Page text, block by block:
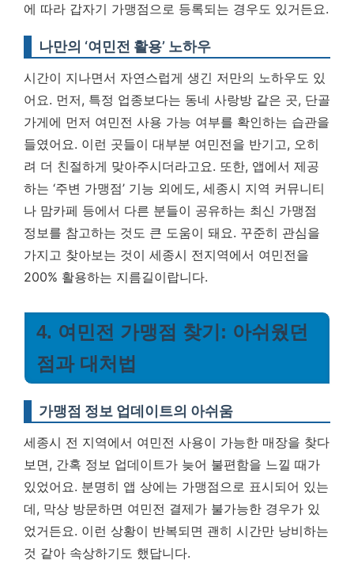
에 따라 갑자기 가맹점으로 등록되는 경우도 있거든요.
나만의 ‘여민전 활용’ 노하우
시간이 지나면서 자연스럽게 생긴 저만의 노하우도 있
어요. 먼저, 특정 업종보다는 동네 사랑방 같은 곳, 단골
가게에 먼저 여민전 사용 가능 여부를 확인하는 습관을
들였어요. 이런 곳들이 대부분 여민전을 반기고, 오히
려 더 친절하게 맞아주시더라고요. 또한, 앱에서 제공
하는 ‘주변 가맹점’ 기능 외에도, 세종시 지역 커뮤니티
나 맘카페 등에서 다른 분들이 공유하는 최신 가맹점
정보를 참고하는 것도 큰 도움이 돼요. 꾸준히 관심을
가지고 찾아보는 것이 세종시 전지역에서 여민전을
200% 활용하는 지름길이랍니다.
4. 여민전 가맹점 찾기: 아쉬웠던
점과 대처법
가맹점 정보 업데이트의 아쉬움
세종시 전 지역에서 여민전 사용이 가능한 매장을 찾다
보면, 간혹 정보 업데이트가 늦어 불편함을 느낄 때가
있었어요. 분명히 앱 상에는 가맹점으로 표시되어 있는
데, 막상 방문하면 여민전 결제가 불가능한 경우가 있
었거든요. 이런 상황이 반복되면 괜히 시간만 낭비하는
것 같아 속상하기도 했답니다.